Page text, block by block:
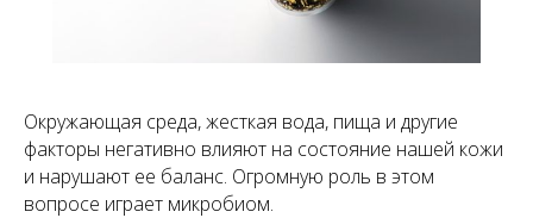
Окружающая среда, жесткая вода, пища и другие
факторы негативно влияют на состояние нашей кожи
и нарушают ее баланс. Огромную роль в этом
вопросе играет микробиом.